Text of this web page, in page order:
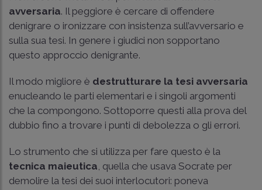
avversaria. Il peggiore è cercare di offendere
denigrare o ironizzare con insistenza sull’avversario e
sulla sua tesi. In genere i giudici non sopportano
questo approccio denigrante.
Il modo migliore è destrutturare la tesi avversaria
enucleando le parti elementari e i singoli argomenti
che la compongono. Sottoporre questi alla prova del
dubbio fino a trovare i punti di debolezza o gli errori.
Lo strumento che si utilizza per fare questo è la
tecnica maieutica, quella che usava Socrate per
demolire la tesi dei suoi interlocutori: poneva